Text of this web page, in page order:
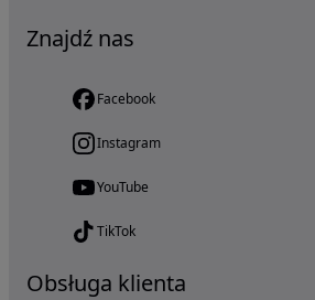
Znajdź nas
Facebook
Instagram
YouTube
TikTok
Obsługa klienta